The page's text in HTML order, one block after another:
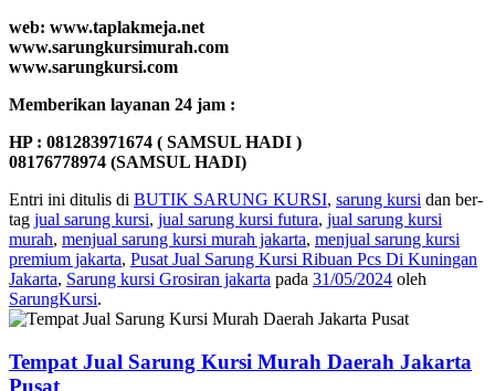
web: www.taplakmeja.net
www.sarungkursimurah.com
www.sarungkursi.com
Memberikan layanan 24 jam :
HP : 081283971674 ( SAMSUL HADI )
08176778974 (SAMSUL HADI)
Entri ini ditulis di BUTIK SARUNG KURSI, sarung kursi dan ber-
tag jual sarung kursi, jual sarung kursi futura, jual sarung kursi
murah, menjual sarung kursi murah jakarta, menjual sarung kursi
premium jakarta, Pusat Jual Sarung Kursi Ribuan Pcs Di Kuningan
Jakarta, Sarung kursi Grosiran jakarta pada 31/05/2024 oleh
SarungKursi.
Tempat Jual Sarung Kursi Murah Daerah Jakarta
Pusat